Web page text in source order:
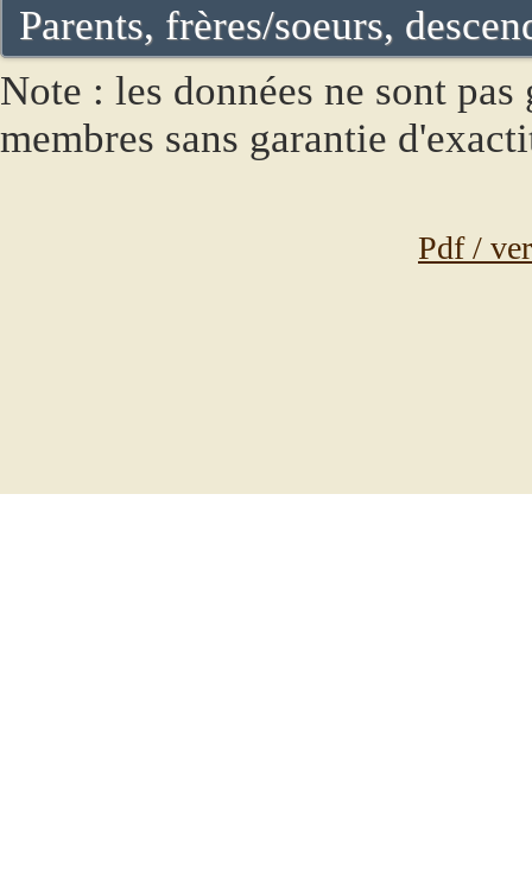
Parents, frères/soeurs,
Note : les données ne sont
membres sans garantie
Pdf /